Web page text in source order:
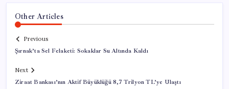
Other Articles
Previous
Şırnak’ta Sel Felaketi: Sokaklar Su Altında Kaldı
Next
Ziraat Bankası’nın Aktif Büyüklüğü 8,7 Trilyon TL’ye Ulaştı